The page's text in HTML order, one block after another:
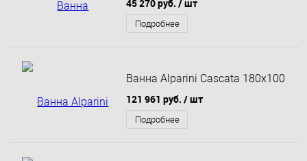
UBA177NES2V01
45 270 руб. / шт
Подробнее
Ванна Alparini Cascata 180x100
121 961 руб. / шт
Подробнее